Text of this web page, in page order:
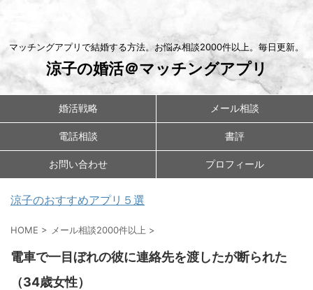
マッチングアプリで結婚する方法。お悩み相談2000件以上。毎日更新。
涼子の婚活＠マッチングアプリ
婚活戦略 メール相談
電話相談 書評
お問い合わせ プロフィール
涼子のおすすめアプリ５選
HOME > メール相談2000件以上 >
電車で一目ぼれの彼に連絡先を渡したが断られた
（34歳女性）